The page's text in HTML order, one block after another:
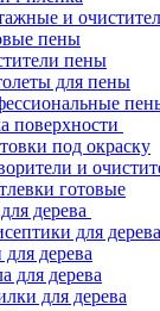
и
пены
пены
для пены
поверхности
под окраску
и
готовые
дерева
для дерева
дерева
для дерева
для дерева